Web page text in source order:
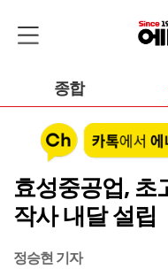
종합
효성중공업, 초
작사 내달 설립
정승현 기자